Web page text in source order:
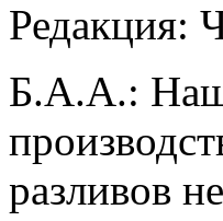
Редакция:
Б.А.А.:
разливов